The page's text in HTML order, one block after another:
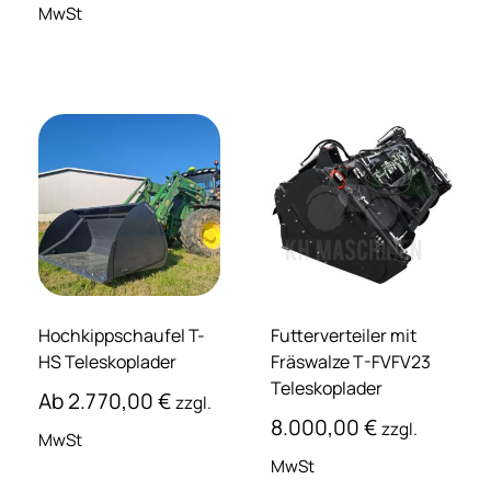
MwSt
Hochkippschaufel T-
HS Teleskoplader
Ab2.770,00€ zzgl.
MwSt
Futterverteiler mit
Fräswalze T-FVFV23
Teleskoplader
8.000,00€zzgl.
MwSt